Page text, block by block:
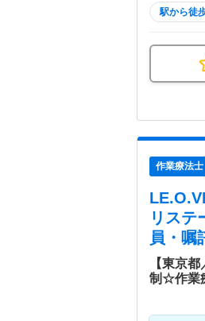
駅から徒
作業療法士
リステ
員・嘱
【東京
制☆作業